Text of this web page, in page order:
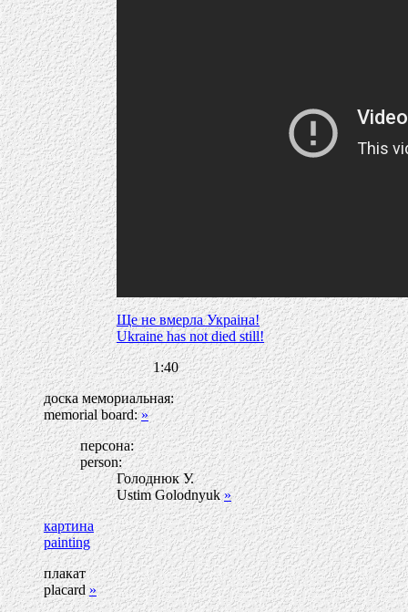
Ще не вмерла Украiна!
Ukraine has not died still!
1:40
доска мемориальная:
memorial board:»
персона:
person:
Голоднюк У.
Ustim Golodnyuk»
картина
painting
плакат
placard»